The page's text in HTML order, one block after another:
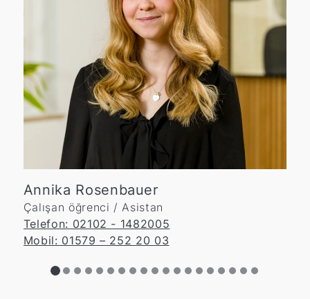
Annika Rosenbauer
Çalışan öğrenci / Asistan
Telefon: 02102 - 1482005
Mobil: 01579 – 252 20 03